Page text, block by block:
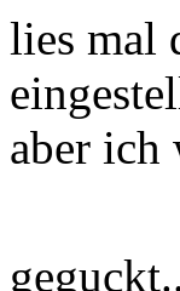
lies mal
aber ich